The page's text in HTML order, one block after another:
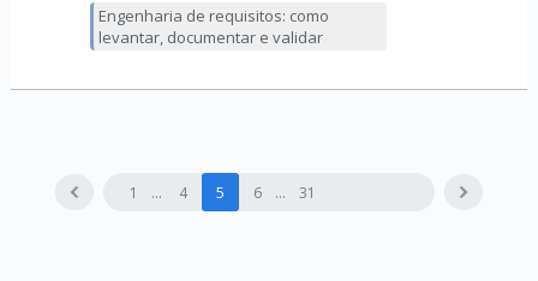
Engenharia de requisitos: como
levantar, documentar e validar
1 4 5 6 31